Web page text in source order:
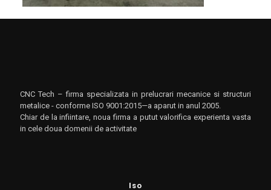
CNC Tech – firma specializata in prelucrari mecanice si structuri
metalice - conforme ISO 9001:2015—a aparut in anul 2005.
Chiar de la infiintare, noua firma a putut valorifica experienta vasta
in cele doua domenii de activitate
Iso